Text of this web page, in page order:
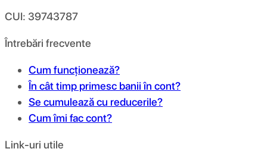
CUI: 39743787
Întrebări frecvente
Cum funcționează?
În cât timp primesc banii în cont?
Se cumulează cu reducerile?
Cum îmi fac cont?
Link-uri utile